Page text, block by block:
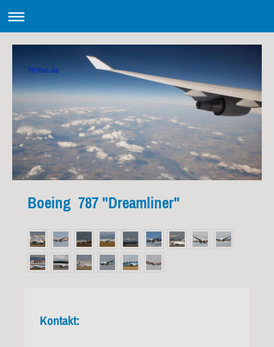
707fan.de
Boeing 787 "Dreamliner"
Kontakt: